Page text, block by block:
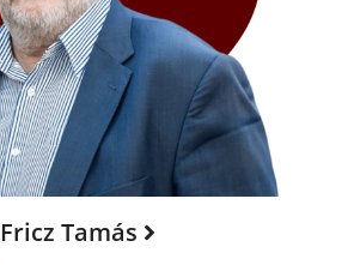
Fricz Tamás